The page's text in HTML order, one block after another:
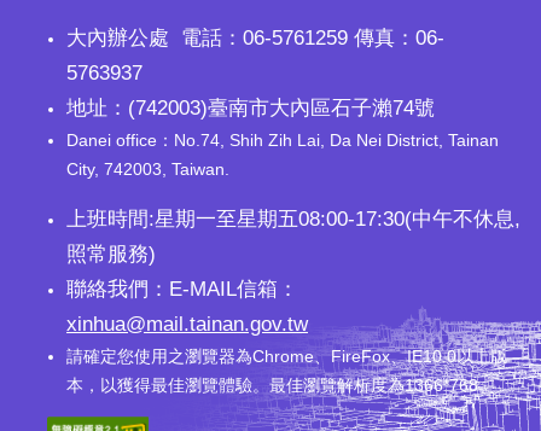
大內辦公處 電話：06-5761259 傳真：06-
5763937
地址：(742003)臺南市大內區石子瀨74號
Danei office：No.74, Shih Zih Lai, Da Nei District, Tainan
City, 742003, Taiwan.
上班時間:星期一至星期五08:00-17:30(中午不休息,
照常服務)
聯絡我們：E-MAIL信箱：
xinhua@mail.tainan.gov.tw
請確定您使用之瀏覽器為Chrome、FireFox、IE10.0以上版
本，以獲得最佳瀏覽體驗。最佳瀏覽解析度為1366*768。